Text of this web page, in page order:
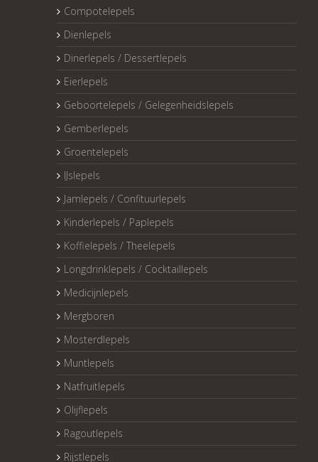
Compotelepels
Dienlepels
Dinerlepels / Dessertlepels
Eierlepels
Geboortelepels / Gelegenheidslepels
Gemberlepels
Groentelepels
IJslepels
Jamlepels / Confituurlepels
Kinderlepels / Paplepels
Koffielepels / Theelepels
Longdrinklepels / Cocktaillepels
Medicijnlepels
Mergboren
Mosterdlepels
Muntlepels
Natfruitlepels
Olijflepels
Ragoutlepels
Rijstlepels